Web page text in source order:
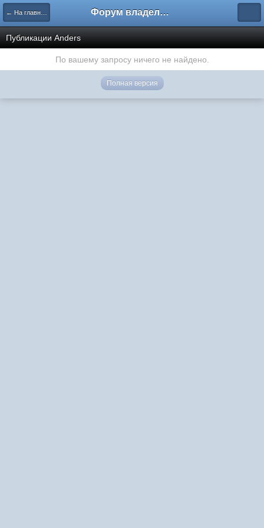
← На главную Форум владельцев интернет-магазинов
Публикации Anders
По вашему запросу ничего не найдено.
Полная версия